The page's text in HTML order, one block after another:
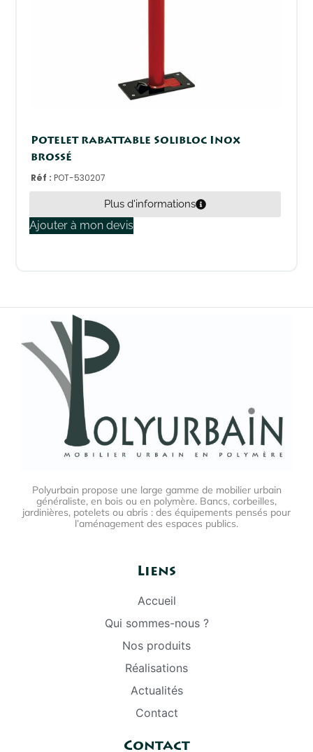
Potelet rabattable Solibloc Inox
brossé
Réf :POT-530207
Plus d'informations
Ajouter à mon devis
Polyurbain propose une large gamme de mobilier urbain
généraliste, en bois ou en polymère. Bancs, corbeilles,
jardinières, potelets ou abris : des équipements pensés pour
l’aménagement des espaces publics.
Liens
Accueil
Qui sommes-nous ?
Nos produits
Réalisations
Actualités
Contact
Contact